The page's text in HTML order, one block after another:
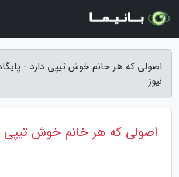
اصولی که هر خانم خوش تیپی دارد -
نیوز
اصولی که هر خانم خوش تیپی